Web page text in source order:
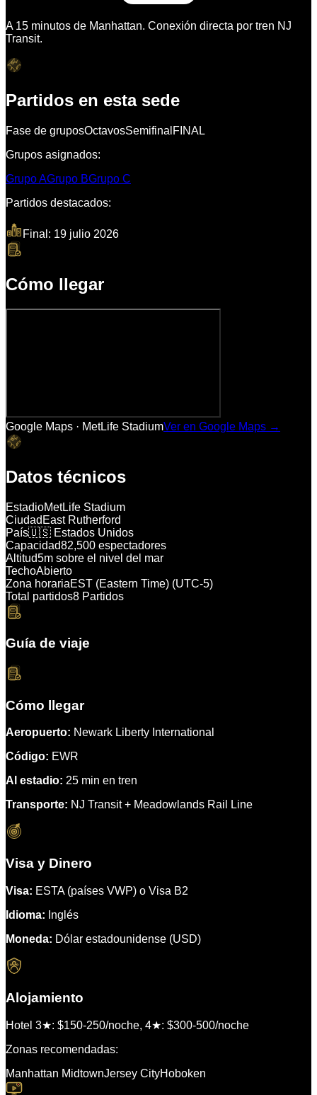
A 15 minutos de Manhattan. Conexión directa por tren NJ
Transit.
Partidos en esta sede
Fase de gruposOctavosSemifinal FINAL
Grupos asignados:
GrupoAGrupo BGrupo C
Partidos destacados:
2
1 3 Final: 19 julio 2026
Cómo llegar
Google Maps · MetLife StadiumVer en Google Maps →
Datos técnicos
EstadioMetLife Stadium
Ciudad East Rutherford
País🇺🇸 Estados Unidos
Capacidad82,500 espectadores
Altitud5m sobre el nivel del mar
TechoAbierto
Zona horariaEST (Eastern Time) (UTC-5)
Total partidos8 Partidos
Guía de viaje
Cómo llegar
Aeropuerto: Newark Liberty International
Código: EWR
Al estadio: 25 min en tren
Transporte: NJ Transit + Meadowlands Rail Line
Visa y Dinero
Visa: ESTA (países VWP) o Visa B2
Idioma: Inglés
Moneda: Dólar estadounidense (USD)
Alojamiento
Hotel 3★: $150-250/noche, 4★: $300-500/noche
Zonas recomendadas:
Manhattan MidtownJersey CityHoboken